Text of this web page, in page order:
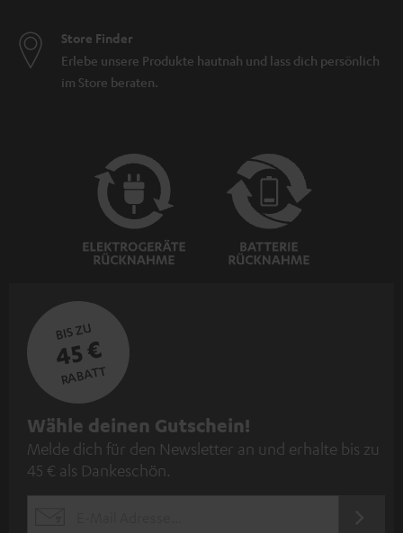
Store Finder
Erlebe unsere Produkte hautnah und lass dich persönlich
im Store beraten.
BIS ZU
45 €
RABATT
N
e
w
Wähle deinen Gutschein!
Melde dich für den Newsletter an und erhalte bis zu
45 € als Dankeschön.